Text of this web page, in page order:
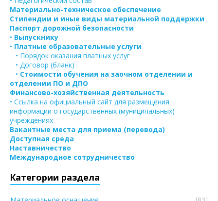
Материально-техническое обеспечение
Стипендии и иные виды материальной поддержки
Паспорт дорожной безопасности
• Выпускнику
• Платные образовательные услуги
• Порядок оказания платных услуг
• Договор (бланк)
• Стоимости обучения на заочном отделении и
отделении ПО и ДПО
Финансово-хозяйственная деятельность
• Ссылка на официальный сайт для размещения
информации о государственных (муниципальных)
учреждениях
Вакантные места для приема (перевода)
Доступная среда
Наставничество
Международное сотрудничество
Категории раздела